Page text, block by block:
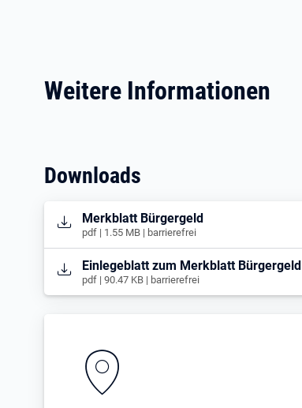
Weitere Informationen
Downloads
Öffnet in neuem Tab
Merkblatt Bürgergeld
pdf | 1.55 MB | barrierefrei
Öffnet in neuem Tab
Einlegeblatt zum Merkblatt Bürgergeld
pdf | 90.47 KB | barrierefrei